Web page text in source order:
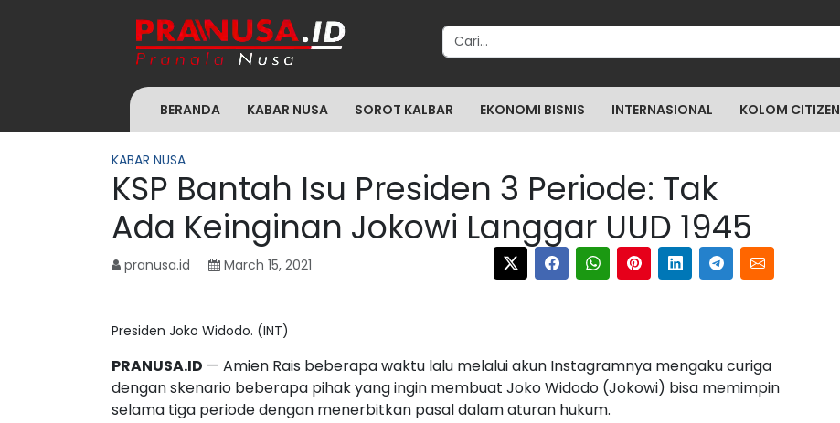
Search for:
BERANDA KABAR NUSA SOROT KALBAR EKONOMI BISNIS INTERNASIONAL KOLOM CITIZEN
KABAR NUSA
KSP Bantah Isu Presiden 3 Periode: Tak
Ada Keinginan Jokowi Langgar UUD 1945
pranusa.id March 15, 2021
Presiden Joko Widodo. (INT)
PRANUSA.ID — Amien Rais beberapa waktu lalu melalui akun Instagramnya mengaku curiga
dengan skenario beberapa pihak yang ingin membuat Joko Widodo (Jokowi) bisa memimpin
selama tiga periode dengan menerbitkan pasal dalam aturan hukum.